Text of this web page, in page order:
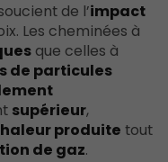
de l’impact
Les cheminées à
que celles à
de particules
supérieur,
produite tout
de gaz.